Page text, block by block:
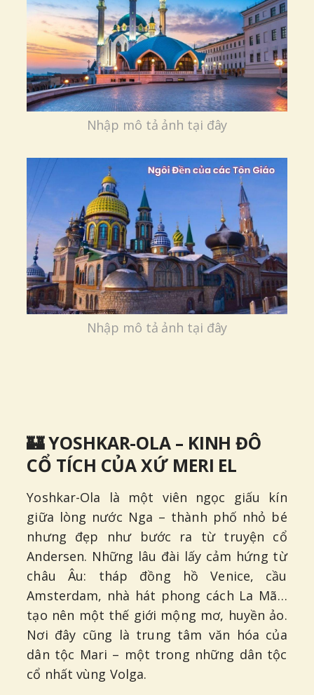
Nhập mô tả ảnh tại đây
Nhập mô tả ảnh tại đây
🏰 YOSHKAR-OLA – KINH ĐÔ
CỔ TÍCH CỦA XỨ MERI EL
Yoshkar-Ola là một viên ngọc giấu kín
giữa lòng nước Nga – thành phố nhỏ bé
nhưng đẹp như bước ra từ truyện cổ
Andersen. Những lâu đài lấy cảm hứng từ
châu Âu: tháp đồng hồ Venice, cầu
Amsterdam, nhà hát phong cách La Mã…
tạo nên một thế giới mộng mơ, huyền ảo.
Nơi đây cũng là trung tâm văn hóa của
dân tộc Mari – một trong những dân tộc
cổ nhất vùng Volga.